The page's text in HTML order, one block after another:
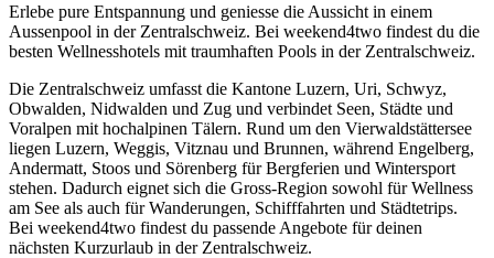
Erlebe pure Entspannung und geniesse die Aussicht in einem
Aussenpool in der Zentralschweiz. Bei weekend4two findest du die
besten Wellnesshotels mit traumhaften Pools in der Zentralschweiz.
Die Zentralschweiz umfasst die Kantone Luzern, Uri, Schwyz,
Obwalden, Nidwalden und Zug und verbindet Seen, Städte und
Voralpen mit hochalpinen Tälern. Rund um den Vierwaldstättersee
liegen Luzern, Weggis, Vitznau und Brunnen, während Engelberg,
Andermatt, Stoos und Sörenberg für Bergferien und Wintersport
stehen. Dadurch eignet sich die Gross-Region sowohl für Wellness
am See als auch für Wanderungen, Schifffahrten und Städtetrips.
Bei weekend4two findest du passende Angebote für deinen
nächsten Kurzurlaub in der Zentralschweiz.